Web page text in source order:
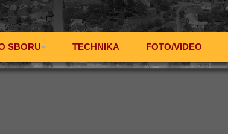
SBORU TECHNIKA FOTO/VIDEO